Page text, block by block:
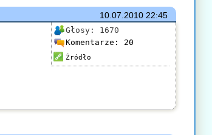
10.07.201022:45
Głosy: 1670
Komentarze: 20
Źródło